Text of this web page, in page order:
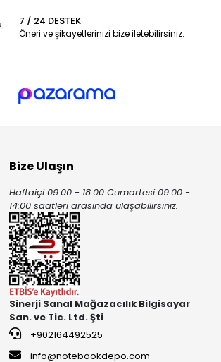
7 / 24 DESTEK
Öneri ve şikayetlerinizi bize iletebilirsiniz.
Bize Ulaşın
Haftaiçi 09:00 - 18:00 Cumartesi 09:00 -
14:00 saatleri arasında ulaşabilirsiniz.
Sinerji Sanal Mağazacılık Bilgisayar
San. ve Tic. Ltd. Şti
+902164492525
info@notebookdepo.com